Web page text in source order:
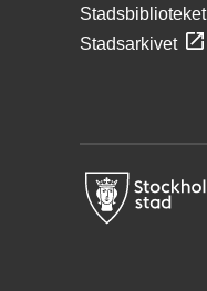
Stadsbiblioteket
Stadsarkivet